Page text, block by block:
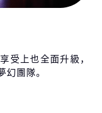
受上也全面升級，
團隊。